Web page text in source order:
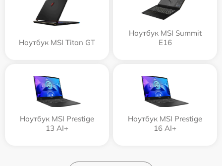
Ноутбук MSI Titan GT
Ноутбук MSI Summit
E16
Ноутбук MSI Prestige
13 AI+
Ноутбук MSI Prestige
16 AI+